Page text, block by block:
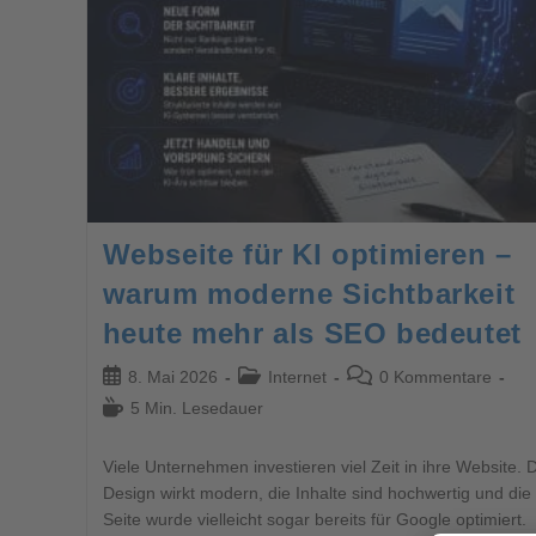
Webseite für KI optimieren –
warum moderne Sichtbarkeit
heute mehr als SEO bedeutet
8. Mai 2026 Internet
0 Kommentare
5 Min. Lesedauer
Viele Unternehmen investieren viel Zeit in ihre Website.
Design wirkt modern, die Inhalte sind hochwertig und die
Seite wurde vielleicht sogar bereits für Google optimiert.